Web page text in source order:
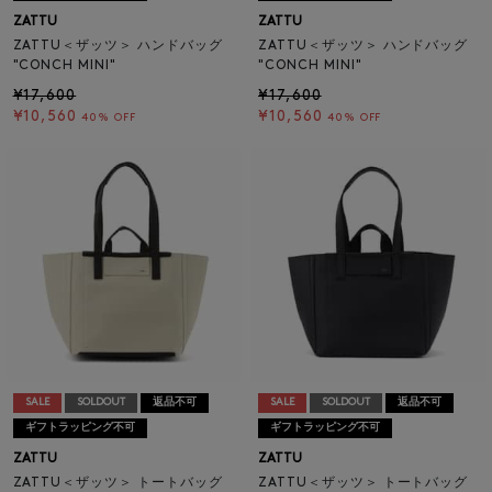
ZATTU
ZATTU＜ザッツ＞ ハンドバッグ
"CONCH MINI"
¥17,600
¥10,560 40% OFF
ZATTU
ZATTU＜ザッツ＞ ハンドバッグ
"CONCH MINI"
¥17,600
¥10,560 40% OFF
SALE SOLDOUT 返品不可
ギフトラッピング不可
ZATTU
ZATTU＜ザッツ＞ トートバッグ
SALE SOLDOUT 返品不可
ギフトラッピング不可
ZATTU
ZATTU＜ザッツ＞ トートバッグ